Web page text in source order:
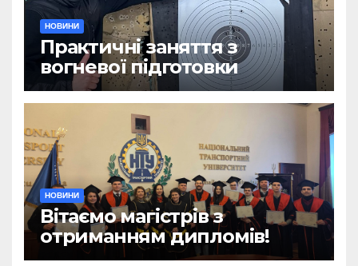
НОВИНИ
Практичні заняття з
вогневої підготовки
НОВИНИ
Вітаємо магістрів з
отриманням дипломів!